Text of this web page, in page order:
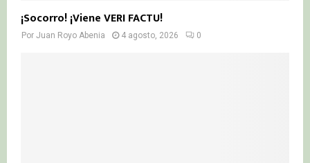
¡Socorro! ¡Viene VERI FACTU!
Por Juan Royo Abenia 4 agosto, 2026 0